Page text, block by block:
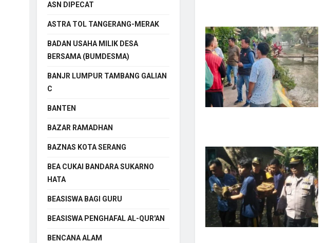
ASN DIPECAT
ASTRA TOL TANGERANG-MERAK
BADAN USAHA MILIK DESA
BERSAMA (BUMDESMA)
BANJR LUMPUR TAMBANG GALIAN
C
BANTEN
BAZAR RAMADHAN
BAZNAS KOTA SERANG
BEA CUKAI BANDARA SUKARNO
HATA
BEASISWA BAGI GURU
BEASISWA PENGHAFAL AL-QUR'AN
BENCANA ALAM